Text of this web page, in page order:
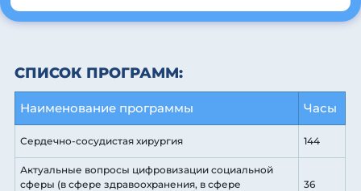
СПИСОК ПРОГРАММ:
Наименование программы Часы
Сердечно-сосудистая хирургия 144
Актуальные вопросы цифровизации социальной
сферы (в сфере здравоохранения, в сфере
36